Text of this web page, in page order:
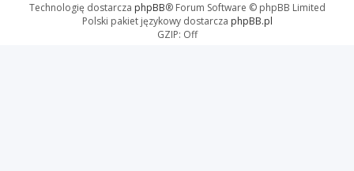
Technologię dostarcza phpBB® Forum Software © phpBB Limited
Polski pakiet językowy dostarcza phpBB.pl
GZIP: Off